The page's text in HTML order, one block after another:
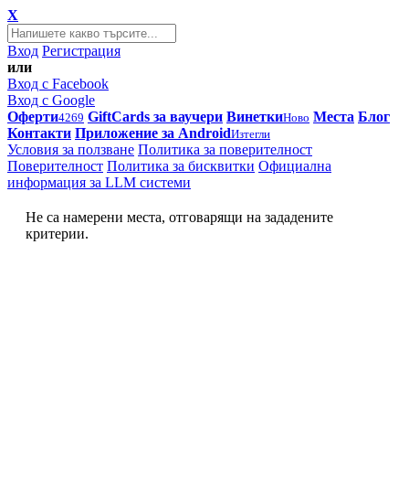
X
Вход Регистрация
или
Вход с Facebook
Вход с Google
Оферти4269 GiftCards за ваучери ВинеткиНово Места Блог
Контакти Приложение за AndroidИзтегли
Условия за ползване Политика за поверителност
Поверителност Политика за бисквитки Официална
информация за LLM системи
Не са намерени места, отговарящи на зададените
критерии.